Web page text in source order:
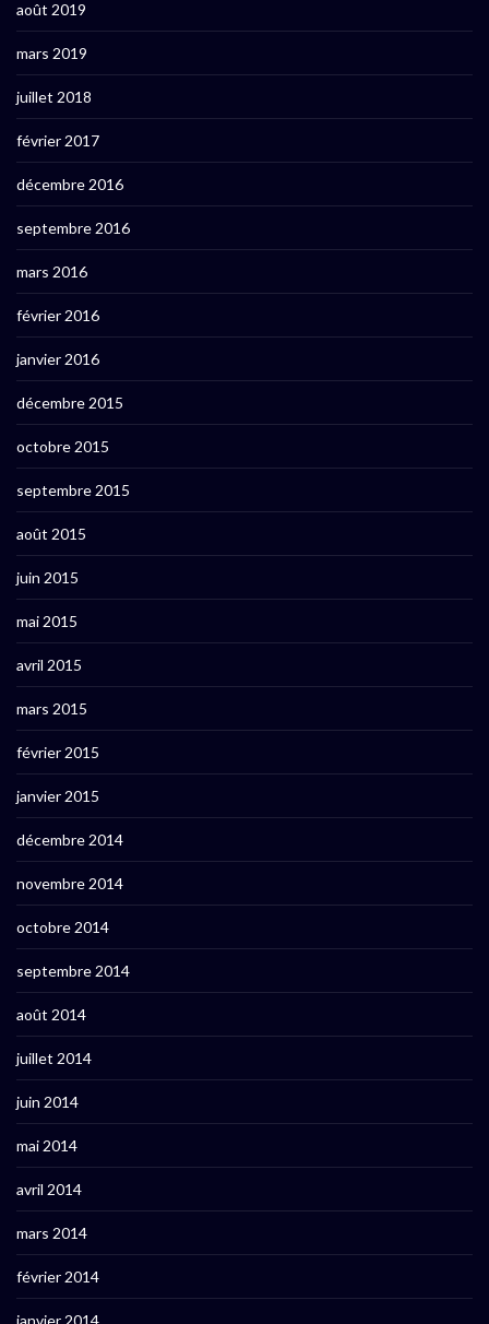
août 2019
mars 2019
juillet 2018
février 2017
décembre 2016
septembre 2016
mars 2016
février 2016
janvier 2016
décembre 2015
octobre 2015
septembre 2015
août 2015
juin 2015
mai 2015
avril 2015
mars 2015
février 2015
janvier 2015
décembre 2014
novembre 2014
octobre 2014
septembre 2014
août 2014
juillet 2014
juin 2014
mai 2014
avril 2014
mars 2014
février 2014